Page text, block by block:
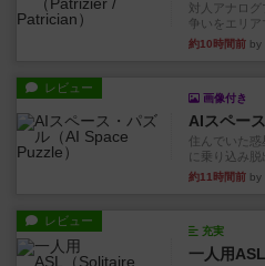
対人アナログ
争いをエリア
約10時間前 by
レビュー
画像付き
AIスペー
住んでいた惑
に乗り込み脱
約11時間前 by
レビュー
充実
一人用ASL